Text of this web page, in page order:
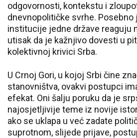
odgovornosti, kontekstu i
dnevnopolitičke svrhe. Posebno
institucije jedne države reaguju
utisak da je kažnjivo dovesti u
kolektivnoj krivici Srba.
U Crnoj Gori, u kojoj Srbi čine
stanovništva, ovakvi postupci
efekat. Oni šalju poruku da je
najosjetljivije teme iz novije
ako se uklapa u već zadate
suprotnom, slijede prijave,